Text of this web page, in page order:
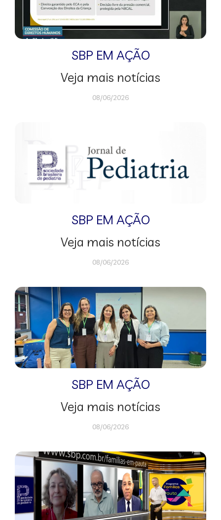
SBP EM AÇÃO
Veja mais notícias
08/06/2026
SBP EM AÇÃO
Veja mais notícias
08/06/2026
SBP EM AÇÃO
Veja mais notícias
08/06/2026